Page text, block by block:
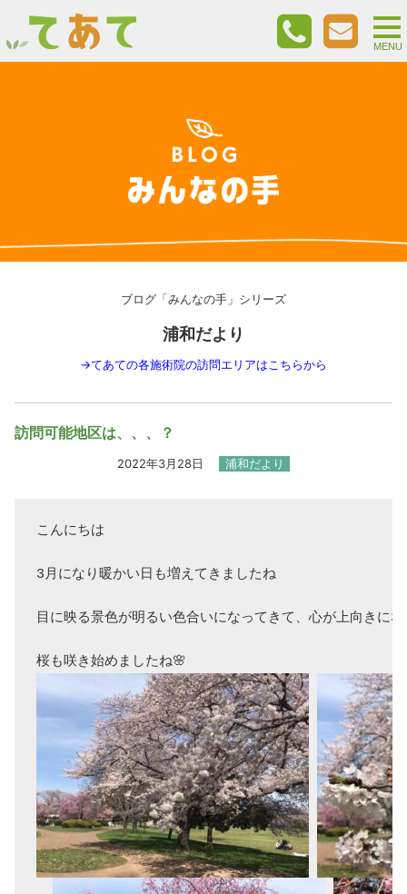
ブログ「みんなの手」シリーズ
浦和だより
→てあての各施術院の訪問エリアはこちらから
訪問可能地区は、、、？
2022年3月28日 浦和だより
こんにちは
3月になり暖かい日も増えてきましたね
目に映る景色が明るい色合いになってきて、心が上向きに
MENU